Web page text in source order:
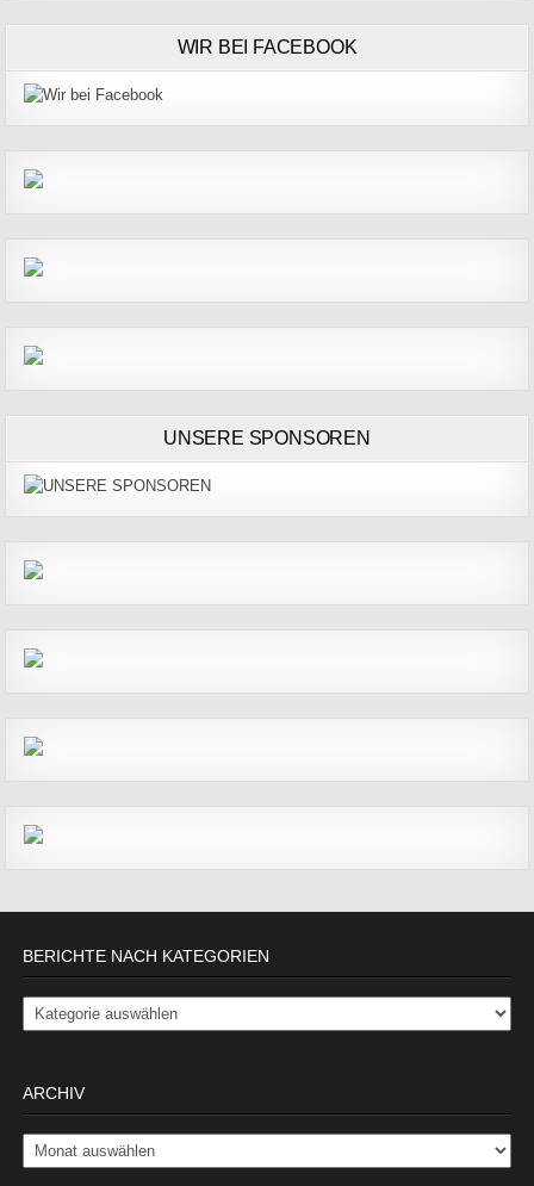
WIR BEI FACEBOOK
UNSERE SPONSOREN
BERICHTE NACH KATEGORIEN
Berichte nach Kategorien
ARCHIV
Archiv